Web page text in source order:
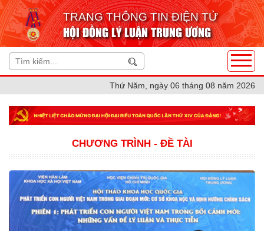
TRANG THÔNG TIN ĐIỆN TỬ
HỘI ĐỒNG LÝ LUẬN TRUNG ƯƠNG
Thứ Năm, ngày 06 tháng 08 năm 2026
CHƯƠNG TRÌNH - ĐỀ TÀI